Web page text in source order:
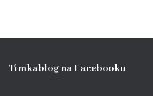
Timkablog na Facebooku